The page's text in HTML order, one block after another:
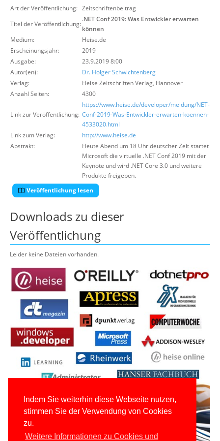
Indem Sie weiterhin diese Webseite nutzen,
stimmen Sie der Verwendung von Cookies
zu.
Weitere Informationen zu Cookies und
Über uns
Suche
Art der Veröffentlichung: Zeitschriftenbeitrag
Titel der Veröffentlichung:
.NET Conf 2019: Was Entwickler erwarten
können
Medium:
Heise.de
Erscheinungsjahr:
2019
Ausgabe:
23.9.2019 8:00
Autor(en):
Dr. Holger Schwichtenberg
Verlag:
Heise Zeitschriften Verlag, Hannover
Anzahl Seiten:
4300
Link zur Veröffentlichung:
https://www.heise.de/developer/meldung/NET-
Conf-2019-Was-Entwickler-erwarten-koennen-
4533020.html
Link zum Verlag:
http://www.heise.de
Abstrakt:
Heute Abend um 18 Uhr deutscher Zeit startet
Microsoft die virtuelle .NET Conf 2019 mit der
Keynote und wird .NET Core 3.0 und weitere
Produkte freigeben.
Veröffentlichung lesen
Downloads zu dieser
Veröffentlichung
Leider keine Dateien vorhanden.